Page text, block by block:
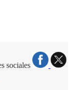
sociales